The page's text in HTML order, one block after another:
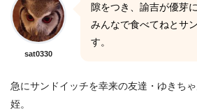
sat0330
隙をつき、諭吉が優芽
みんなで食べてねとサ
す。
急にサンドイッチを幸来の友達・ゆきち
姪。